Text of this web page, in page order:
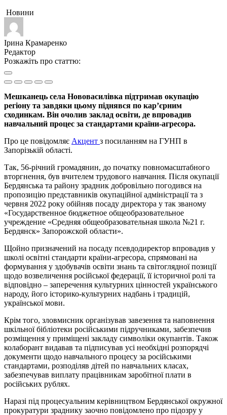
Новини
Ірина Крамаренко
Редактор
Розкажіть про статтю:
Мешканець села Нововасилівка підтримав окупацію
регіону та завдяки цьому піднявся по кар’єрним
сходинкам. Він очолив заклад освіти, де впровадив
навчальний процес за стандартами країни-агресора.
Про це повідомляє Акцент з посиланням на ГУНП в
Запорізькій області.
Так, 56-річний громадянин, до початку повномасштабного
вторгнення, був вчителем трудового навчання. Після окупації
Бердянська та району зрадник добровільно погодився на
пропозицію представників окупаційної адміністрації та з
червня 2022 року обійняв посаду директора у так званому
«Государственное бюджетное общеобразовательное
учреждение «Средняя общеобразовательная школа №21 г.
Бердянск» Запорожской области».
Щойно призначений на посаду псевдодиректор впровадив у
школі освітні стандарти країни-агресора, спрямовані на
формування у здобувачів освіти знань та світоглядної позиції
щодо возвеличення російської федерації, її історичної ролі та
відповідно – заперечення культурних цінностей українського
народу, його історико-культурних надбань і традицій,
української мови.
Крім того, зловмисник організував завезення та наповнення
шкільної бібліотеки російськими підручниками, забезпечив
розміщення у приміщені закладу символіки окупантів. Також
колаборант видавав та підписував усі необхідні розпорядчі
документи щодо навчального процесу за російськими
стандартами, розподіляв дітей по навчальних класах,
забезпечував виплату працівникам заробітної плати в
російських рублях.
Наразі під процесуальним керівництвом Бердянської окружної
прокуратури зраднику заочно повідомлено про підозру у